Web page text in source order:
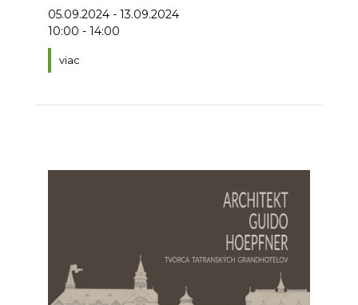
05.09.2024 - 13.09.2024
10:00 - 14:00
viac